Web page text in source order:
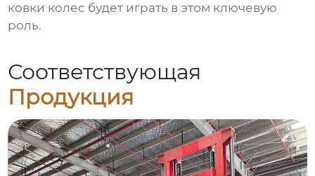
ковки колес будет играть в этом ключевую
роль.
Соответствующая
Продукция